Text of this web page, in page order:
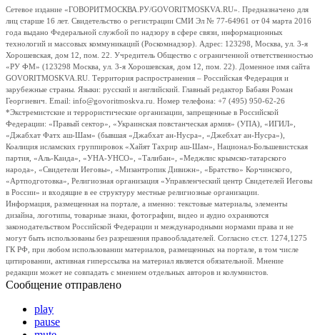
Сетевое издание «ГОВОРИТМОСКВА.РУ/GOVORITMOSKVA.RU». Предназначено для
лиц старше 16 лет. Свидетельство о регистрации СМИ Эл № 77-64961 от 04 марта 2016
года выдано Федеральной службой по надзору в сфере связи, информационных
технологий и массовых коммуникаций (Роскомнадзор). Адрес: 123298, Москва, ул. 3-я
Хорошевская, дом 12, пом. 22. Учредитель Общество с ограниченной ответственностью
«РУ ФМ» (123298 Москва, ул. 3-я Хорошевская, дом 12, пом. 22). Доменное имя сайта
GOVORITMOSKVA.RU. Территория распространения – Российская Федерация и
зарубежные страны. Языки: русский и английский. Главный редактор Бабаян Роман
Георгиевич. Email: info@govoritmoskva.ru. Номер телефона: +7 (495) 950-62-26
*Экстремистские и террористические организации, запрещенные в Российской
Федерации: «Правый сектор», «Украинская повстанческая армия» (УПА), «ИГИЛ»,
«Джабхат Фатх аш-Шам» (бывшая «Джабхат ан-Нусра», «Джебхат ан-Нусра»),
Коалиция исламских группировок «Хайят Тахрир аш-Шам», Национал-Большевистская
партия, «Аль-Каида», «УНА-УНСО», «Талибан», «Меджлис крымско-татарского
народа», «Свидетели Иеговы», «Мизантропик Дивижн», «Братство» Корчинского,
«Артподготовка», Религиозная организация «Управленческий центр Свидетелей Иеговы
в России» и входящие в ее структуру местные религиозные организации.
Информация, размещенная на портале, а именно: текстовые материалы, элементы
дизайна, логотипы, товарные знаки, фотографии, видео и аудио охраняются
законодательством Российской Федерации и международными нормами права и не
могут быть использованы без разрешения правообладателей. Согласно ст.ст. 1274,1275
ГК РФ, при любом использовании материалов, размещенных на портале, в том числе
цитировании, активная гиперссылка на материал является обязательной. Мнение
редакции может не совпадать с мнением отдельных авторов и колумнистов.
Сообщение отправлено
play
pause